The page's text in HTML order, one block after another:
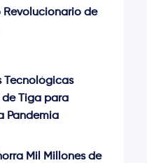
Revolucionario de
Tecnológicas
de Tiga para
Pandemia
Mil Millones de